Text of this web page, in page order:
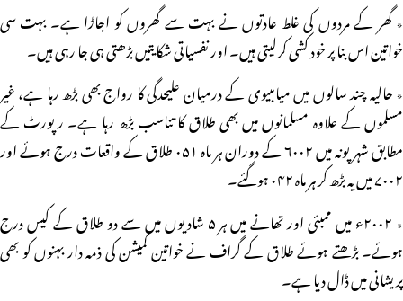
٭ گھر کے مردوں کی غلط عادتوں نے بہت سے گھروں کو اجاڑا ہے۔ بہت سی
خواتین اس بنا پر خود کشی کرلیتی ہیں۔ اور نفسیاتی شکایتیں بڑھتی ہی جا رہی ہیں۔
٭ حالیہ چند سالوں میں میاںبیوی کے درمیان علیحدگی کا رواج بھی بڑھ رہا ہے، غیر
مسلموں کے علاوہ مسلمانوں میں بھی طلاق کا تناسب بڑھ رہا ہے۔ رپورٹ کے
مطابق شہر پونہ میں ۶۰۰۲ کے دوران ہر ماہ ۰۵۱ طلاق کے واقعات درج ہوئے اور
۷۰۰۲ میں یہ بڑھ کر ہر ماہ ۰۴۲ ہوگئے۔
٭ ۲۰۰۲ء میں ممبئی اور تھانے میں ہر ۵ شادیوں میں سے دو طلاق کے کیس درج
ہوئے۔ بڑھتے ہوئے طلاق کے گراف نے خواتین کمیشن کی ذمہ دار بہنوں کو بھی
پریشانی میں ڈال دیا ہے۔